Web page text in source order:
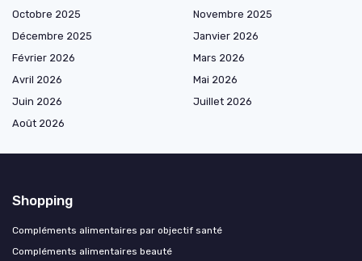
Octobre 2025
Novembre 2025
Décembre 2025
Janvier 2026
Février 2026
Mars 2026
Avril 2026
Mai 2026
Juin 2026
Juillet 2026
Août 2026
Shopping
Compléments alimentaires par objectif santé
Compléments alimentaires beauté